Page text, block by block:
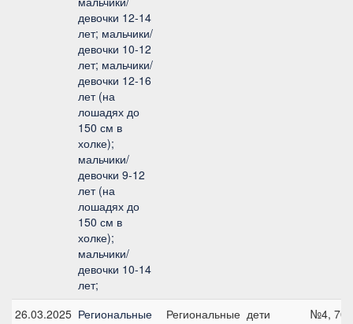
девочки 12-14
лет; мальчики/
девочки 10-12
лет; мальчики/
девочки 12-16
лет (на
лошадях до
150 см в
холке);
мальчики/
девочки 9-12
лет (на
лошадях до
150 см в
холке);
мальчики/
девочки 10-14
лет;
26.03.2025 Региональные
Региональные дети №4, 70